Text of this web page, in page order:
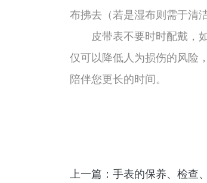
布拂去（若是湿布则需于清
皮带表不要时时配戴，如
仅可以降低人为损伤的风险
陪伴您更长的时间。
上一篇：手表的保养、检查